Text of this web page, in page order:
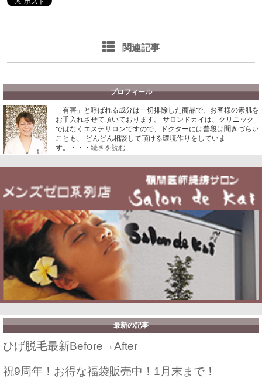
関連記事
プロフィール
「有害」と呼ばれる成分は一切排除した商品で、お客様の素肌を
お手入れさせて頂いております。
サロンドカイは、クリニック
ではなくエステサロンですので、ドクターには普段は聞きづらい
ことも、 どんどん相談して頂ける環境作りをしていま
す。・・・ 続きを読む
最新の記事
ひげ脱毛最新Before→After
祝9周年！お得な福袋販売中！1月末まで！